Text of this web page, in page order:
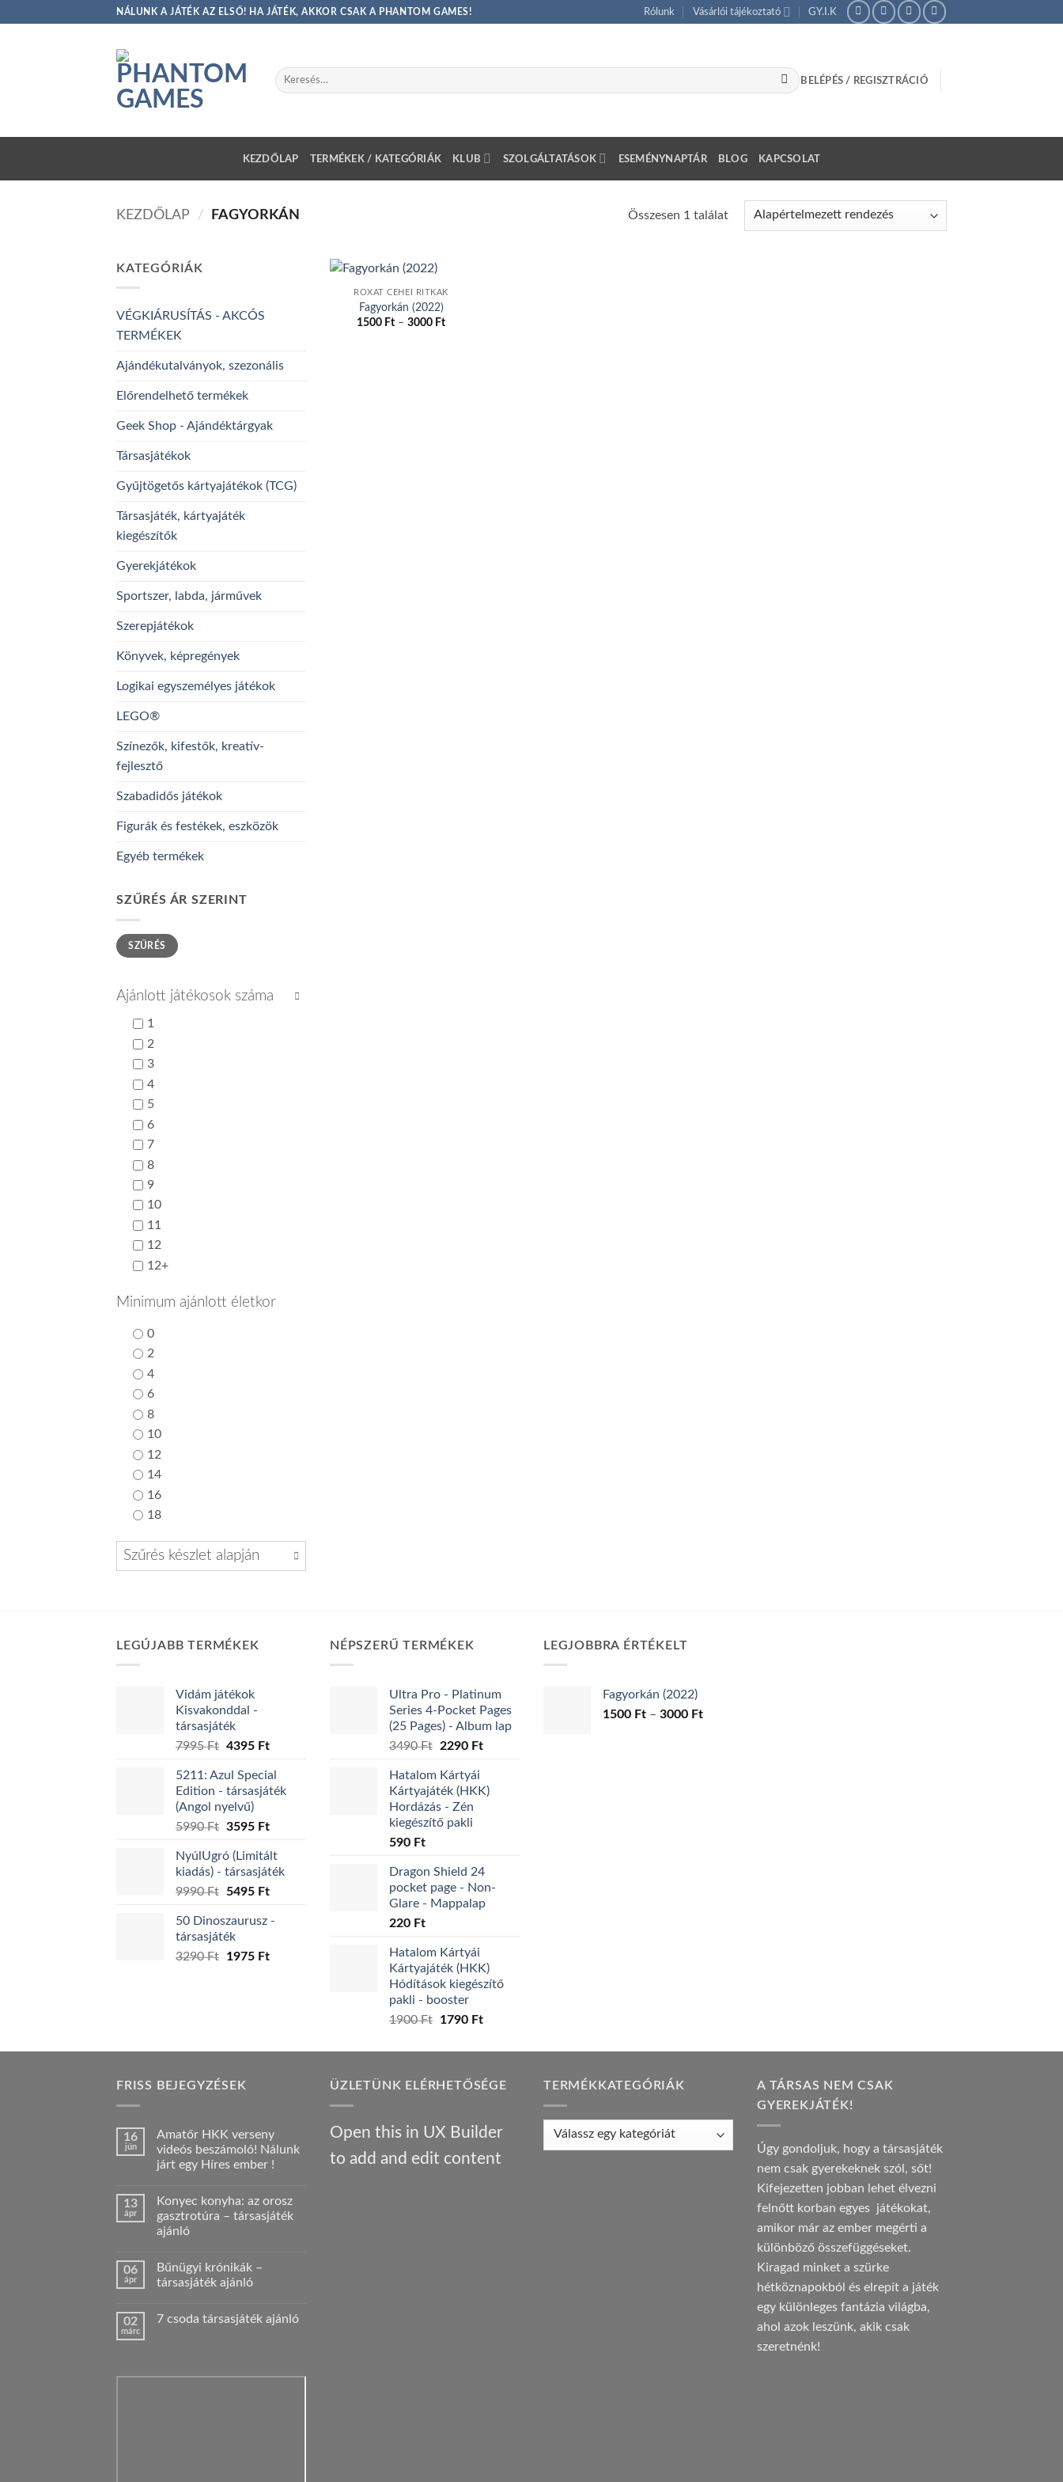
NÁLUNK A JÁTÉK AZ ELSŐ! HA JÁTÉK, AKKOR CSAK A PHANTOM GAMES! Rólunk Vásárlói tájékoztató GY.I.K
Keresés
a
BELÉPÉS / REGISZTRÁCIÓ
KEZDŐLAP TERMÉKEK / KATEGÓRIÁK KLUB SZOLGÁLTATÁSOK ESEMÉNYNAPTÁR BLOG KAPCSOLAT
KEZDŐLAP / FAGYORKÁN Összesen 1 találat
KATEGÓRIÁK
VÉGKIÁRUSÍTÁS - AKCÓS
TERMÉKEK
Ajándékutalványok, szezonális
Előrendelhető termékek
Geek Shop - Ajándéktárgyak
Társasjátékok
Gyűjtögetős kártyajátékok (TCG)
Társasjáték, kártyajáték
kiegészítők
Gyerekjátékok
Sportszer, labda, járművek
Szerepjátékok
Könyvek, képregények
Logikai egyszemélyes játékok
LEGO®
Színezők, kifestők, kreatív-
fejlesztő
Szabadidős játékok
Figurák és festékek, eszközök
Egyéb termékek
SZŰRÉS ÁR SZERINT
Min
ár
Max
ár
SZŰRÉS
Ajánlott játékosok száma
1
2
3
4
5
6
7
8
9
10
11
12
12+
Minimum ajánlott életkor
0
2
4
6
8
10
12
14
16
18
Szűrés készlet alapján
ROXAT CÉHEI RITKÁK
Fagyorkán (2022)
1500 Ft – 3000 FtÁrtartomány:
LEGÚJABB TERMÉKEK
Vidám játékok
Kisvakonddal -
társasjáték
7995Ft Original
was:
7995 Ft.
4395 FtCurrent
is:
4395 Ft.
5211: Azul Special
Edition - társasjáték
(Angol nyelvű)
5990Ft Original
was:
5990 Ft.
3595 FtCurrent
is:
3595 Ft.
NyúlUgró (Limitált
kiadás) - társasjáték
9990Ft
Original
was:
9990 Ft.
5495 FtCurrent
is:
50 Dinoszaurusz -
társasjáték
3290Ft
Original
1975 FtCurrent
NÉPSZERŰ TERMÉKEK
Ultra Pro - Platinum
Series 4-Pocket Pages
(25 Pages) - Album lap
3490Ft
Original
was:
3490 Ft.
2290 FtCurrent
2290 Ft.
Hatalom Kártyái
Kártyajáték (HKK)
Hordázás - Zén
kiegészítő pakli
590 Ft
Dragon Shield 24
pocket page - Non-
Glare - Mappalap
220 Ft
Hatalom Kártyái
Kártyajáték (HKK)
Hódítások kiegészítő
pakli - booster
1900Ft
Original
was:
1790 FtCurrent
is:
LEGJOBBRA ÉRTÉKELT
Fagyorkán (2022)
1500 Ft – 3000 FtÁrtartomány:
FRISS BEJEGYZÉSEK
16
jún
Amatőr HKK verseny
videós beszámoló! Nálunk
járt egy Híres ember !
a(z)
Amatőr
HKK
verseny
Nálunk
járt
egy
bejegyzéshez
13
ápr
Konyec konyha: az orosz
gasztrotúra – társasjáték
ajánló
a(z)
Konyec
konyha:
gasztrotúra
06
ápr
Bűnügyi krónikák –
társasjáték ajánló
a(z)
02
márc
7 csoda társasjáték ajánló
csoda
ÜZLETÜNK ELÉRHETŐSÉGE
Open this in UX Builder
to add and edit content
TERMÉKKATEGÓRIÁK
A TÁRSAS NEM CSAK
GYEREKJÁTÉK!
Úgy gondoljuk, hogy a társasjáték
nem csak gyerekeknek szól, sőt!
Kifejezetten jobban lehet élvezni
felnőtt korban egyes játékokat,
amikor már az ember megérti a
különböző összefüggéseket.
Kiragad minket a szürke
hétköznapokból és elrepít a játék
egy különleges fantázia világba,
ahol azok leszünk, akik csak
szeretnénk!